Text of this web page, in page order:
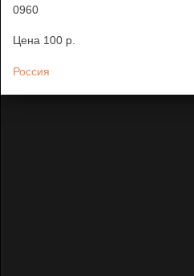
0960
Цена 100 p.
Россия